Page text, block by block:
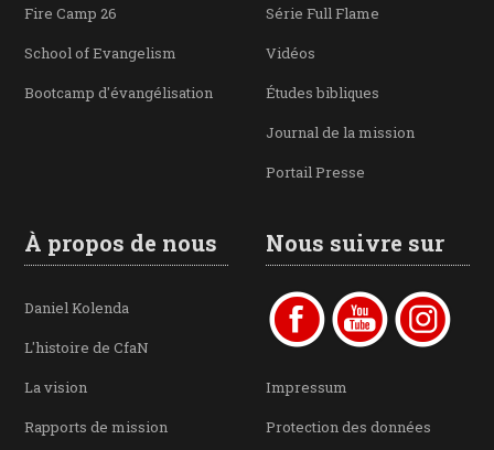
Fire Camp 26
School of Evangelism
Bootcamp d'évangélisation
Série Full Flame
Vidéos
Études bibliques
Journal de la mission
Portail Presse
À propos de nous
Daniel Kolenda
L'histoire de CfaN
La vision
Rapports de mission
Nous suivre sur
Impressum
Protection des données